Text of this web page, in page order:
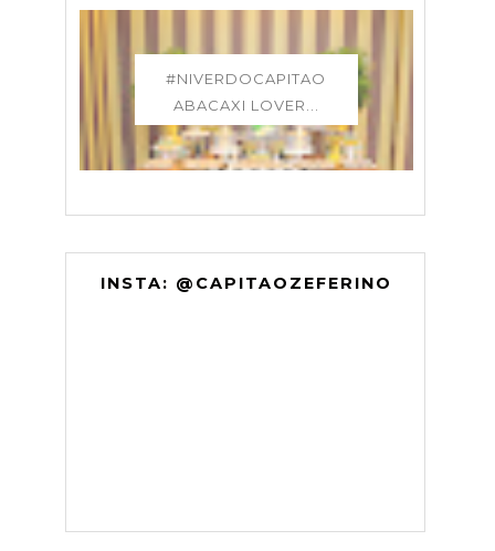
#NIVERDOCAPITAO
ABACAXI LOVER...
INSTA: @CAPITAOZEFERINO